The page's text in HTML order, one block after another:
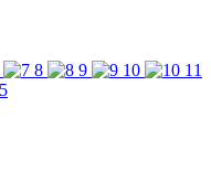
8 9 10
11